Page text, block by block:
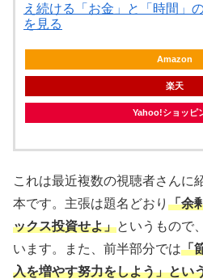
え続ける「お金」と「時間」
を見る
Amazon
楽天
Yahoo!ショッピ
これは最近複数の視聴者さんに
本です。主張は題名どおり 「余
ックス投資せよ」というもので
います。また、前半部分では「
入を増やす努力をしよう」とい